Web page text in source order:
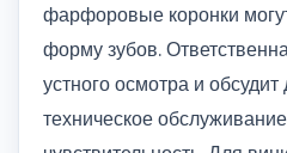
фарфоровые коронки
форму зубов.
устного осмотра и обсудит
техническое